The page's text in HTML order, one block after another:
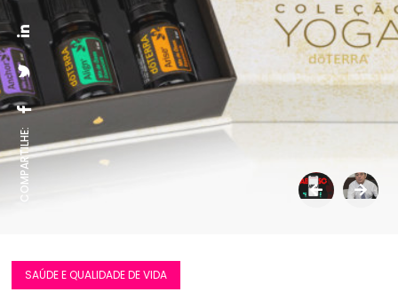
COMPARTILHE:
SAÚDE E QUALIDADE DE VIDA